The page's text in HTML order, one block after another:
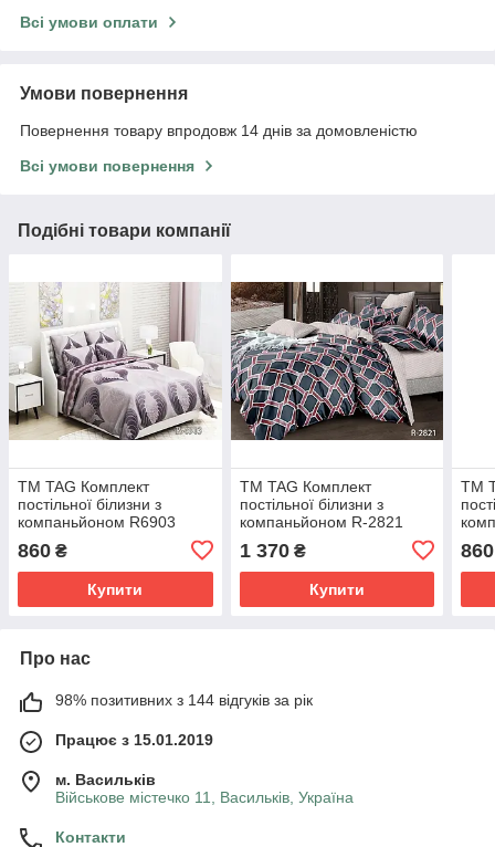
Всі умови оплати
Умови повернення
Повернення товару впродовж 14 днів за домовленістю
Всі умови повернення
Подібні товари компанії
ТМ TAG Комплект
постільної білизни з
компаньйоном R6903
860 ₴
Купити
ТМ TAG Комплект
постільної білизни з
компаньйоном R-2821
1 370₴
Купити
ТМ
860
Про нас
98% позитивних з 144 відгуків за рік
Працює з 15.01.2019
м. Васильків
Військове містечко 11, Васильків, Україна
Контакти